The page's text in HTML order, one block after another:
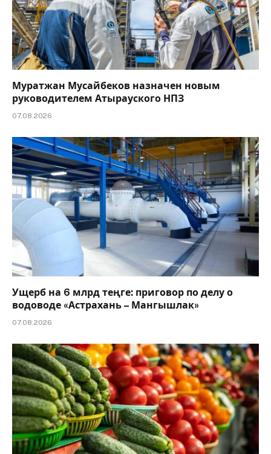
Муратжан Мусайбеков назначен новым
руководителем Атырауского НПЗ
07.08.2026
Ущерб на 6 млрд теңге: приговор по делу о
водоводе «Астрахань – Мангышлак»
07.08.2026